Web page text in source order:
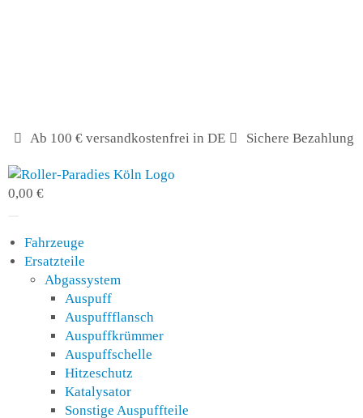
Ab 100 € versandkostenfrei in DE Sichere Bezahlung
0,00 €
Fahrzeuge
Ersatzteile
Abgassystem
Auspuff
Auspuffflansch
Auspuffkrümmer
Auspuffschelle
Hitzeschutz
Katalysator
Sonstige Auspuffteile